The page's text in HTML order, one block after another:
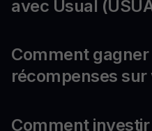
avec Usual
Comment gagner
récompenses sur
Comment